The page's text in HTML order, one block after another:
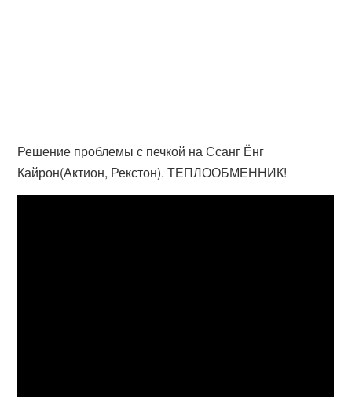
Решение проблемы с печкой на Ссанг Ёнг
Кайрон(Актион, Рекстон). ТЕПЛООБМЕННИК!